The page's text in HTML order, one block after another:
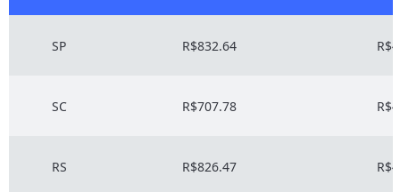
SP R$832.64
SC R$707.78
RS R$826.47